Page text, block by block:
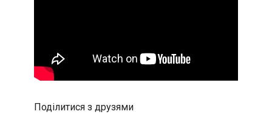
Поділитися з друзями